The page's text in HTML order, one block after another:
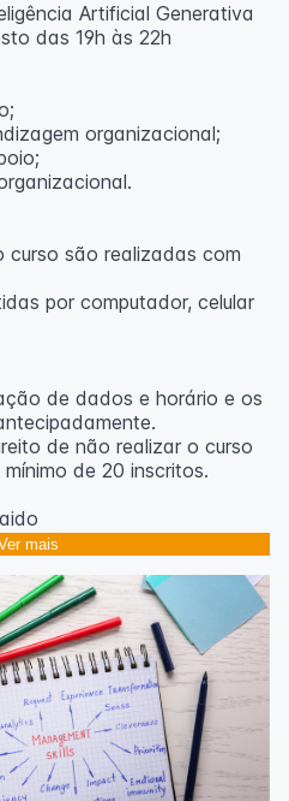
Artificial Generativa
das 19h às 22h
organizacional;
curso são realizadas com
por computador, celular
de dados e horário e os
de não realizar o curso
de 20 inscritos.
mais